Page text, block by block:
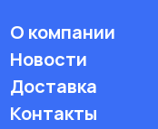
О компании
Новости
Доставка
Контакты